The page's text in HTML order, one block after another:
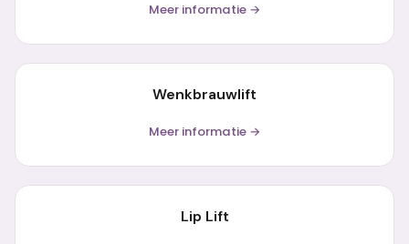
Meer informatie →
Wenkbrauwlift
Meer informatie →
Lip Lift